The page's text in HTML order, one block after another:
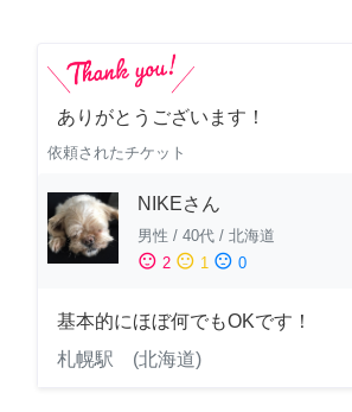
ありがとうございます！
依頼されたチケット
NIKEさん
男性 / 40代 / 北海道
sentiment_satisfied 2 sentiment_neutral 1 sentiment_dissatisfied 0
基本的にほぼ何でもOKです！
札幌駅 (北海道)